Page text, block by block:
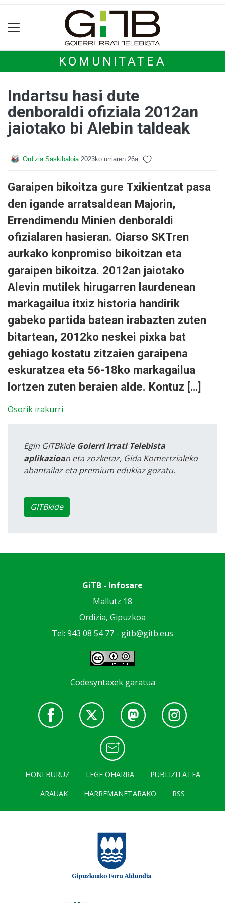
KOMUNITATEA
Indartsu hasi dute
denboraldi ofiziala 2012an
jaiotako bi Alebin taldeak
Ordizia Saskibaloia 2023ko urriaren 26a
Garaipen bikoitza gure Txikientzat pasa
den igande arratsaldean Majorin,
Errendimendu Minien denboraldi
ofizialaren hasieran. Oiarso SKTren
aurkako konpromiso bikoitzan eta
garaipen bikoitza. 2012an jaiotako
Alevin mutilek hirugarren laurdenean
markagailua itxiz historia handirik
gabeko partida batean irabazten zuten
bitartean, 2012ko neskei pixka bat
gehiago kostatu zitzaien garaipena
eskuratzea eta 56-18ko markagailua
lortzen zuten beraien alde. Kontuz […]
Osorik irakurri
Egin GITBkide Goierri Irrati Telebista
aplikazioan eta zozketaz, Gida Komertzialeko
abantailaz eta premium edukiaz gozatu.
GITBkide
GiTB - Infosare
Mallutz 18
Ordizia, Gipuzkoa
Tel: 943 08 54 77 - gitb@gitb.eus
Codesyntaxek garatua
HONI BURUZ LEGE OHARRA
PUBLIZITATEA
ARAUAK
HARREMANETARAKO RSS